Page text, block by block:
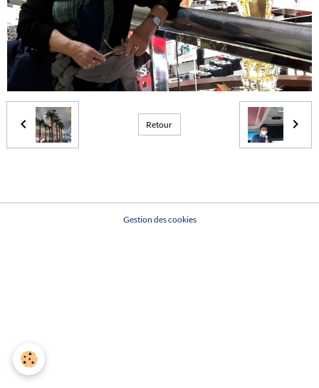
Retour
Gestion des cookies